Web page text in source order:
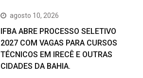
agosto 10, 2026
IFBA ABRE PROCESSO SELETIVO
2027 COM VAGAS PARA CURSOS
TÉCNICOS EM IRECÊ E OUTRAS
CIDADES DA BAHIA.